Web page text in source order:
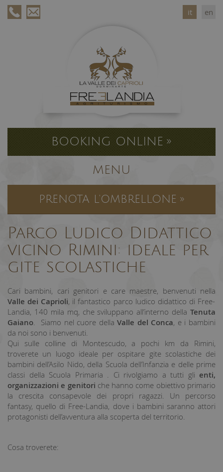
it en
BOOKING ONLINE »
MENU
PRENOTA L'OMBRELLONE »
Parco Ludico Didattico
vicino Rimini: ideale per
gite scolastiche
Cari bambini, cari genitori e care maestre, benvenuti nella
Valle dei Caprioli, il fantastico parco ludico didattico di Free-
Landia, 140 mila mq, che sviluppano all’interno della Tenuta
Gaiano. Siamo nel cuore dellaValle del Conca, e i bambini
da noi sono i benvenuti.
Qui sulle colline di Montescudo, a pochi km da Rimini,
troverete un luogo ideale per ospitare gite scolastiche dei
bambini dell’Asilo Nido, della Scuola dell’Infanzia e delle prime
classi della Scuola Primaria . Ci rivolgiamo a tutti gli enti,
organizzazioni e genitori che hanno come obiettivo primario
la crescita consapevole dei propri ragazzi. Un percorso
fantasy, quello di Free-Landia, dove i bambini saranno attori
protagonisti dell’avventura alla scoperta del territorio.
Cosa troverete: